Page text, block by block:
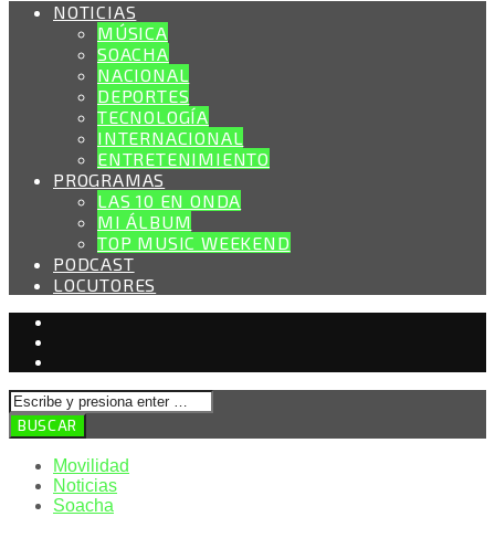
NOTICIAS
MÚSICA
SOACHA
NACIONAL
DEPORTES
TECNOLOGÍA
INTERNACIONAL
ENTRETENIMIENTO
PROGRAMAS
LAS 10 EN ONDA
MI ÁLBUM
TOP MUSIC WEEKEND
PODCAST
LOCUTORES
Movilidad
Noticias
Soacha